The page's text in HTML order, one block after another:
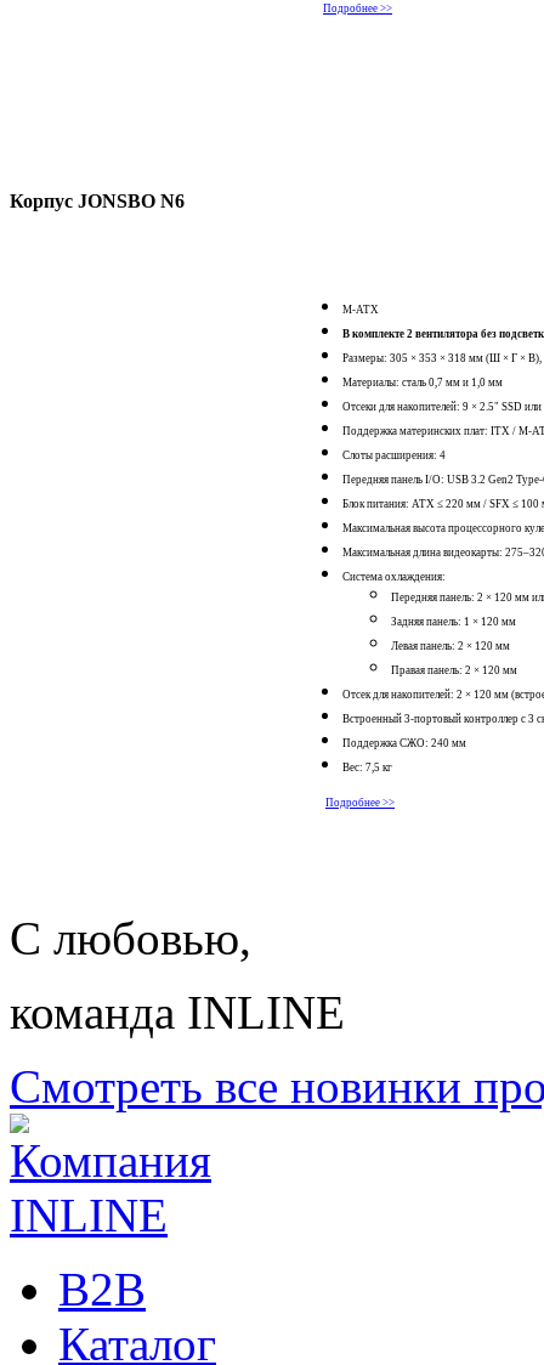
Подробнее >>
Корпус JONSBO N6
M-ATX
В комплекте 2 вентилятора без
Размеры: 305 × 353 × 318 мм (Ш × Г × В),
Материалы: сталь 0,7 мм и 1,0 мм
Отсеки для накопителей: 9 × 2.5" SSD
Поддержка материнских плат: ITX / M-
Слоты расширения: 4
Передняя панель I/O: USB 3.2 Gen2
Блок питания: ATX ≤ 220 мм / SFX ≤ 100
Максимальная высота процессорного
Максимальная длина видеокарты:
Система охлаждения:
Передняя панель: 2 × 120 мм
Задняя панель: 1 × 120 мм
Левая панель: 2 × 120 мм
Правая панель: 2 × 120 мм
Отсек для накопителей: 2 × 120 мм
Встроенный 3-портовый контроллер с 3
Поддержка СЖО: 240 мм
Вес: 7,5 кг
Подробнее >>
С любовью,
команда INLINE
Смотреть все новинки
B2B
Каталог